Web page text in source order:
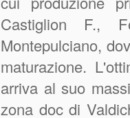
Castiglion F.,
Montepulciano,
maturazione.
arriva al suo
zona doc di